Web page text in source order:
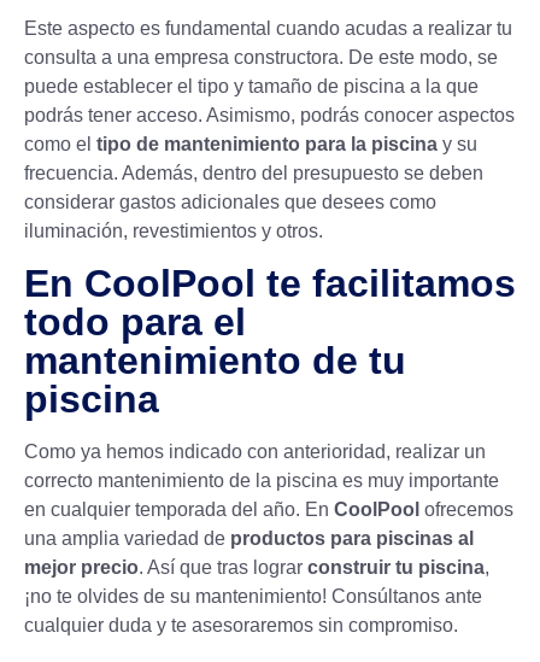
Este aspecto es fundamental cuando acudas a realizar tu
consulta a una empresa constructora. De este modo, se
puede establecer el tipo y tamaño de piscina a la que
podrás tener acceso. Asimismo, podrás conocer aspectos
como el tipo de mantenimiento para la piscina y su
frecuencia. Además, dentro del presupuesto se deben
considerar gastos adicionales que desees como
iluminación, revestimientos y otros.
En CoolPool te facilitamos
todo para el
mantenimiento de tu
piscina
Como ya hemos indicado con anterioridad, realizar un
correcto mantenimiento de la piscina es muy importante
en cualquier temporada del año. En CoolPool ofrecemos
una amplia variedad de productos para piscinas al
mejor precio. Así que tras lograr construir tu piscina,
¡no te olvides de su mantenimiento! Consúltanos ante
cualquier duda y te asesoraremos sin compromiso.